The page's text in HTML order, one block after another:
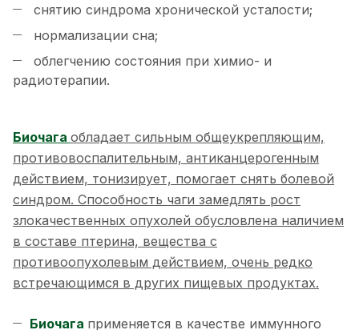
снятию синдрома хронической усталости;
нормализации сна;
облегчению состояния при химио- и
радиотерапии.
Биочага обладает сильным общеукрепляющим,
противовоспалительным, антиканцерогенным
действием, тонизирует, помогает снять болевой
синдром. Способность чаги замедлять рост
злокачественных опухолей обусловлена наличием
в составе птерина, вещества с
противоопухолевым действием, очень редко
встречающимся в других пищевых продуктах.
Биочага применяется в качестве иммунного